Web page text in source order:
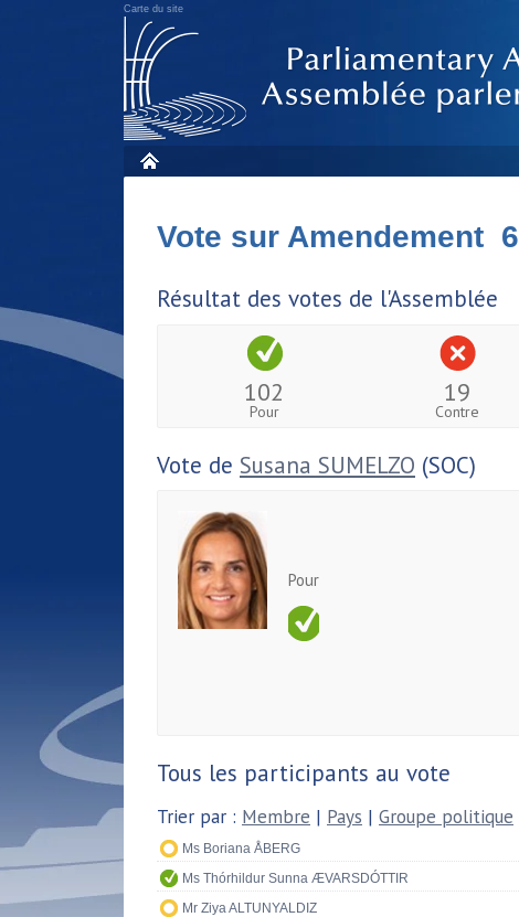
Carte du site
Vote sur Amendement 6
Résultat des votes de l'Assemblée
102
Pour
19
Contre
Vote de Susana SUMELZO (SOC)
Pour
Tous les participants au vote
Trier par : Membre | Pays | Groupe politique
Ms Boriana ÅBERG
Ms Thórhildur Sunna ÆVARSDÓTTIR
Mr Ziya ALTUNYALDIZ